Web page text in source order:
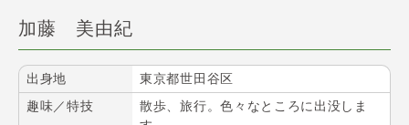
加藤 美由紀
出身地
東京都世田谷区
趣味／特技
散歩、旅行。色々なところに出没しま